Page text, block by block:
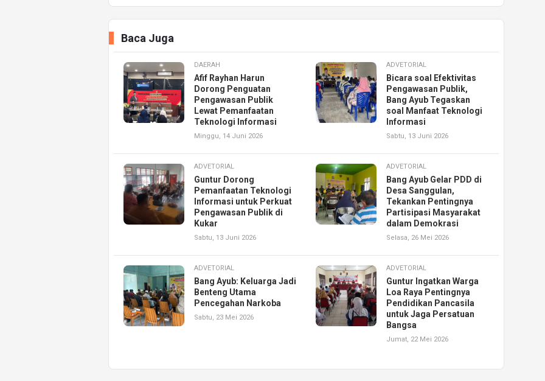
Baca Juga
DAERAH
Afif Rayhan Harun
Dorong Penguatan
Pengawasan Publik
Lewat Pemanfaatan
Teknologi Informasi
Minggu, 14 Juni 2026
ADVETORIAL
Bicara soal Efektivitas
Pengawasan Publik,
Bang Ayub Tegaskan
soal Manfaat Teknologi
Informasi
Sabtu, 13 Juni 2026
ADVETORIAL
Guntur Dorong
Pemanfaatan Teknologi
Informasi untuk Perkuat
Pengawasan Publik di
Kukar
Sabtu, 13 Juni 2026
ADVETORIAL
Bang Ayub Gelar PDD di
Desa Sanggulan,
Tekankan Pentingnya
Partisipasi Masyarakat
dalam Demokrasi
Selasa, 26 Mei 2026
ADVETORIAL
Bang Ayub: Keluarga Jadi
Benteng Utama
Pencegahan Narkoba
Sabtu, 23 Mei 2026
ADVETORIAL
Guntur Ingatkan Warga
Loa Raya Pentingnya
Pendidikan Pancasila
untuk Jaga Persatuan
Bangsa
Jumat, 22 Mei 2026